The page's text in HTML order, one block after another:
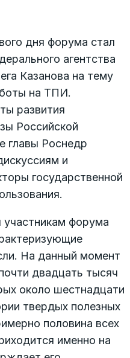
дня форума стал
агентства
Казанова на тему
на ТПИ.
развития
Российской
главы Роснедр
и
государственной
участникам форума
На данный момент
двадцать тысяч
около шестнадцати
твердых полезных
половина всех
именно на